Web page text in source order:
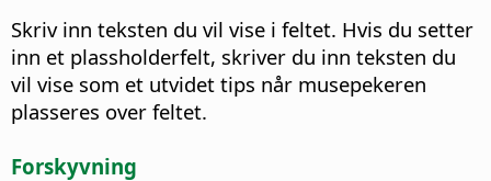
Skriv inn teksten du vil vise i feltet. Hvis du setter
inn et plassholderfelt, skriver du inn teksten du
vil vise som et utvidet tips når musepekeren
plasseres over feltet.
Forskyvning